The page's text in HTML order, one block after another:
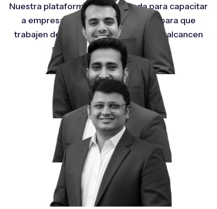
Nuestra plataforma está diseñada para capacitar
a empresas de todos los tamaños para que
trabajen de manera más inteligente y alcancen
sus objetivos con confianza.
Romit Arora
Fundador
Pratik Patel
Arquitecto jefe
Gaurav Modi
Director de Producto